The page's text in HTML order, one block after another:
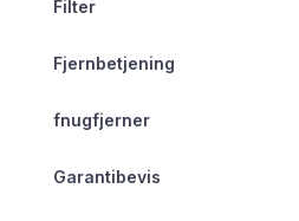
Filter
Fjernbetjening
fnugfjerner
Garantibevis